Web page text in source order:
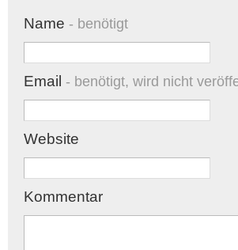
Name - benötigt
Email - benötigt, wird nicht
Website
Kommentar